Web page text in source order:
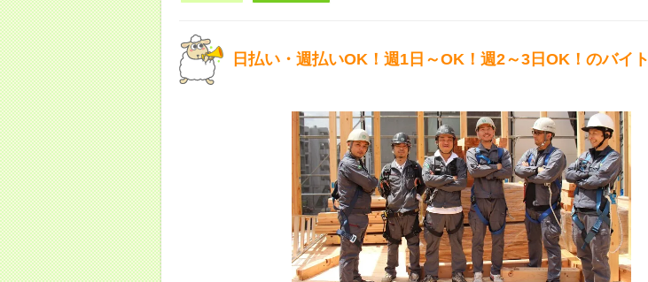
日払い・週払いOK！週1日～OK！週2～3日OK！のバイト